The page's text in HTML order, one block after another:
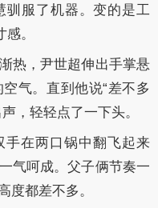
驯服了机器。变的是工
。
热，尹世超伸出手掌悬
气。直到他说“差不多
，轻轻点了一下头。
手在两口锅中翻飞起来
气呵成。父子俩节奏一
度都差不多。